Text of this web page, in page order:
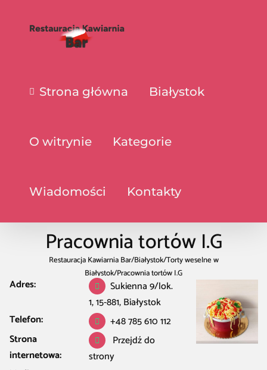
Strona główna Białystok
O witrynie Kategorie
Wiadomości Kontakty
Pracownia tortów I.G
Restauracja Kawiarnia Bar/Białystok/Torty weselne w
Białystok/Pracownia tortów I.G
Adres:
Sukienna 9/lok.
1, 15-881, Białystok
Telefon:
+48 785 610 112
Strona
internetowa:
Przejdź do
strony